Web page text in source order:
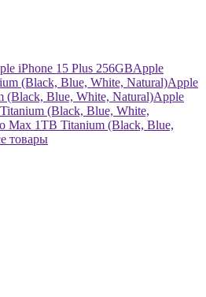
iPhone 15 Plus 256GBApple
(Black, Blue, White, Natural)Apple
(Black, Blue, White, Natural)Apple
(Black, Blue, White,
Max 1TB Titanium (Black, Blue,
товары